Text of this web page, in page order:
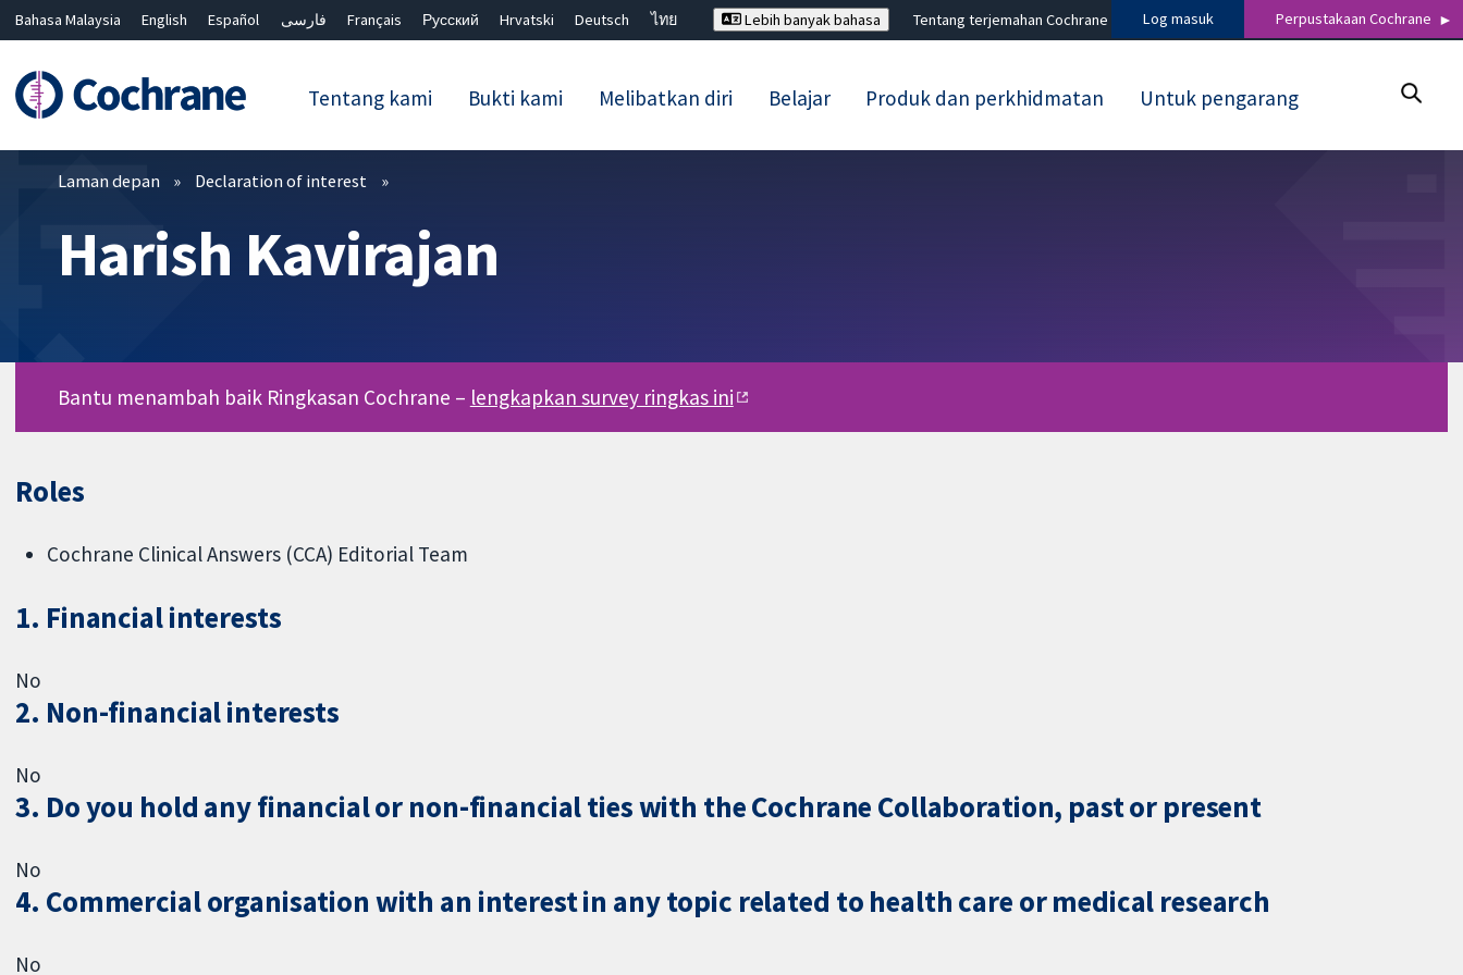
Bahasa Malaysia English Español فارسی Français Русский Hrvatski Deutsch
ไทย
Lebih banyak bahasa Tentang terjemahan Cochrane Log masuk Perpustakaan Cochrane
Tentang kami Bukti kami Melibatkan diri Belajar Produk dan perkhidmatan Untuk pengarang
Penapis
Laman depan Declaration of interest
Harish Kavirajan
Bantu menambah baik Ringkasan Cochrane – lengkapkan survey ringkas ini
Roles
Cochrane Clinical Answers (CCA) Editorial Team
1. Financial interests
No
2. Non-financial interests
No
3. Do you hold any financial or non-financial ties with the Cochrane Collaboration, past or present
No
4. Commercial organisation with an interest in any topic related to health care or medical research
No